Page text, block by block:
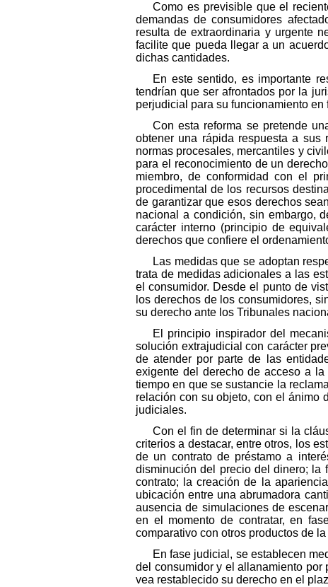
Como es previsible que el
demandas de consumidores
resulta de extraordinaria y urgente
facilite que pueda llegar a un
dichas cantidades.
En este sentido, es importante
tendrían que ser afrontados por la
perjudicial para su funcionamiento
Con esta reforma se pretende
obtener una rápida respuesta a
normas procesales, mercantiles y
para el reconocimiento de un
miembro, de conformidad con el
procedimental de los recursos
de garantizar que esos derechos
nacional a condición, sin embargo,
carácter interno (principio de
derechos que confiere el
Las medidas que se adoptan
trata de medidas adicionales a las
el consumidor. Desde el punto de
los derechos de los consumidores,
su derecho ante los Tribunales
El principio inspirador del
solución extrajudicial con carácter
de atender por parte de las
exigente del derecho de acceso a
tiempo en que se sustancie la
relación con su objeto, con el ánimo
judiciales.
Con el fin de determinar si la
criterios a destacar, entre otros, los
de un contrato de préstamo a
disminución del precio del dinero; la
contrato; la creación de la
ubicación entre una abrumadora
ausencia de simulaciones de
en el momento de contratar, en
comparativo con otros productos de
En fase judicial, se establecen
del consumidor y el allanamiento por
vea restablecido su derecho en el